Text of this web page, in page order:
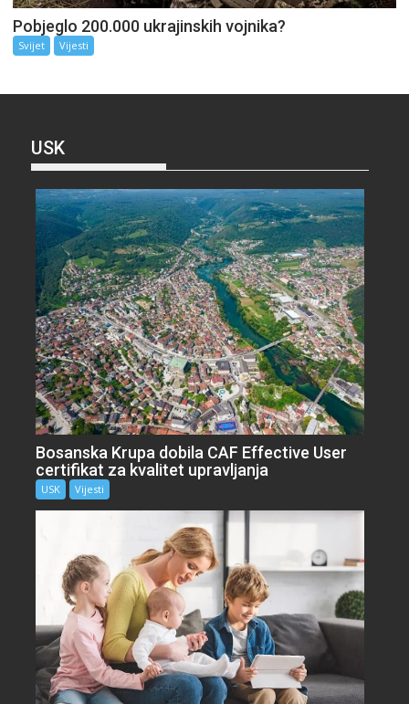
Pobjeglo 200.000 ukrajinskih vojnika?
Svijet Vijesti
USK
Bosanska Krupa dobila CAF Effective User
certifikat za kvalitet upravljanja
USK Vijesti